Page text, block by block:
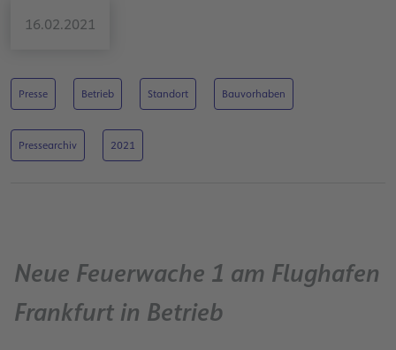
16.02.2021
Presse Betrieb Standort Bauvorhaben
Pressearchiv 2021
Neue Feuerwache 1 am Flughafen
Frankfurt in Betrieb